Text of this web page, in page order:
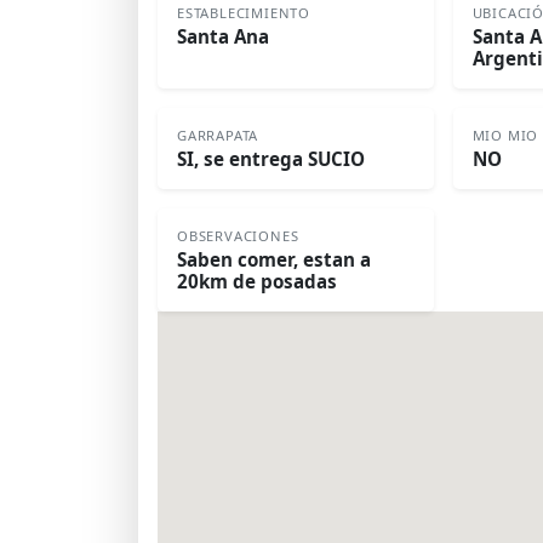
ESTABLECIMIENTO
Santa Ana
Santa
GARRAPATA
SI, se entrega SUCIO
MIO MIO
NO
OBSERVACIONES
Saben comer, estan a
20km de posadas